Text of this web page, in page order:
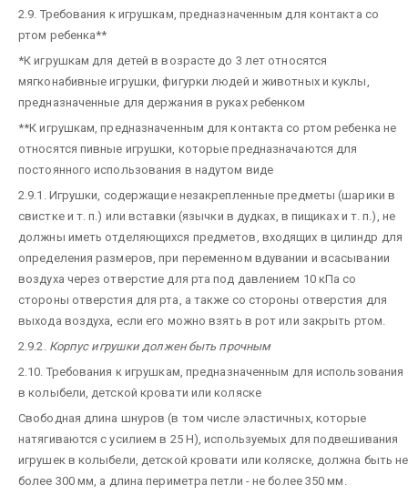
2.9. Требования к игрушкам, предназначенным для контакта со
ртом ребенка**
*К игрушкам для детей в возрасте до 3 лет относятся
мягконабивные игрушки, фигурки людей и животных и куклы,
предназначенные для держания в руках ребенком
**К игрушкам, предназначенным для контакта со ртом ребенка не
относятся пивные игрушки, которые предназначаются для
постоянного использования в надутом виде
2.9.1. Игрушки, содержащие незакрепленные предметы (шарики в
свистке и т. п.) или вставки (язычки в дудках, в пищиках и т. п.), не
должны иметь отделяющихся предметов, входящих в цилиндр для
определения размеров, при переменном вдувании и всасывании
воздуха через отверстие для рта под давлением 10 кПа со
стороны отверстия для рта, а также со стороны отверстия для
выхода воздуха, если его можно взять в рот или закрыть ртом.
2.9.2. Корпус игрушки должен быть прочным
2.10. Требования к игрушкам, предназначенным для использования
в колыбели, детской кровати или коляске
Свободная длина шнуров (в том числе эластичных, которые
натягиваются с усилием в 25 Н), используемых для подвешивания
игрушек в колыбели, детской кровати или коляске, должна быть не
более 300 мм, а длина периметра петли - не более 350 мм.